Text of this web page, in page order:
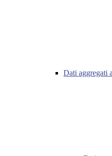
Dati aggregati